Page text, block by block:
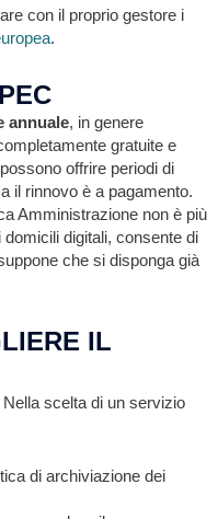
con il proprio gestore i
.
annuale, in genere
gratuite e
offrire periodi di
il rinnovo è a pagamento.
Amministrazione non è più
domicili digitali, consente di
che si disponga già
IL
Nella scelta di un servizio
di archiviazione dei